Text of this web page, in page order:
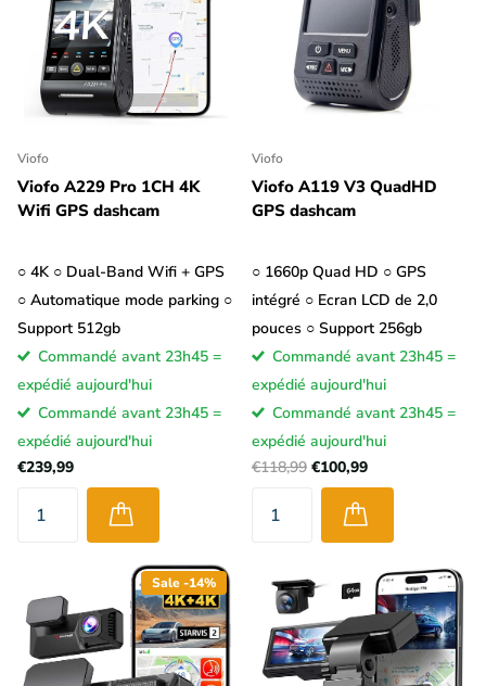
Viofo
Viofo A229 Pro 1CH 4K
Wifi GPS dashcam
○ 4K ○ Dual-Band Wifi + GPS
○ Automatique mode parking ○
Support 512gb
Commandé avant 23h45 =
expédié aujourd'hui
Commandé avant 23h45 =
expédié aujourd'hui
€239,99
Viofo
Viofo A119 V3 QuadHD
GPS dashcam
○ 1660p Quad HD ○ GPS
intégré ○ Ecran LCD de 2,0
pouces ○ Support 256gb
Commandé avant 23h45 =
expédié aujourd'hui
Commandé avant 23h45 =
expédié aujourd'hui
€118,99 €100,99
Sale -14%